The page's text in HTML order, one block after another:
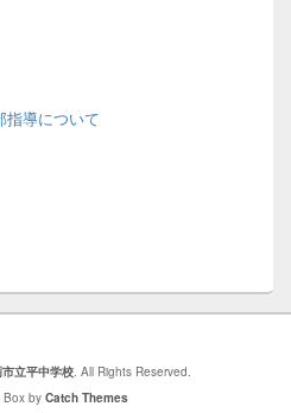
指導について
立平中学校. All Rights Reserved.
Box by Catch Themes